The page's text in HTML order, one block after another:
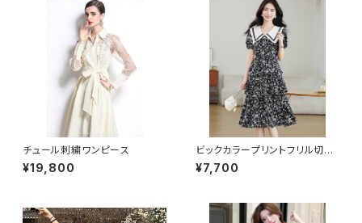
チュール刺繍ワンピース
¥19,800
ビックカラープリントフリル切り
替えワンピース
¥7,700